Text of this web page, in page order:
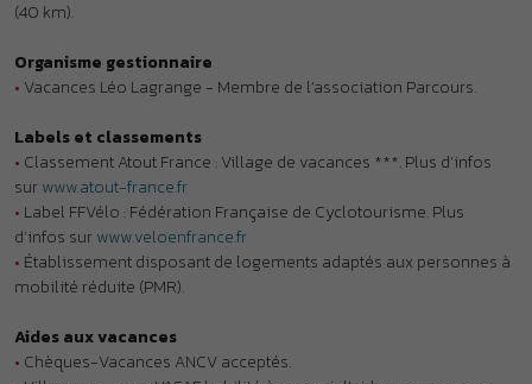
•Chèques-Vacances ANCV acceptés.
• Village vacances VACAF habilité à recevoir l’aide aux vacances
Animaux
Animaux non admis.
À noter
• Clubs enfants : accueil des enfants sous réserve de disponibilités
pour les courts séjours.
aux enfants de moins de 6 ans (Décret 95-949 du 25 août 1995).
• Voiture conseillée.